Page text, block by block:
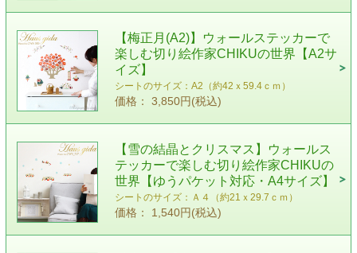
【梅正月(A2)】ウォールステッカーで
楽しむ切り絵作家CHIKUの世界【A2サ
イズ】
シートのサイズ：A2（約42ｘ59.4ｃｍ）
価格： 3,850円(税込)
【雪の結晶とクリスマス】ウォールス
テッカーで楽しむ切り絵作家CHIKUの
世界【ゆうパケット対応・A4サイズ】
シートのサイズ：Ａ４（約21ｘ29.7ｃｍ）
価格： 1,540円(税込)